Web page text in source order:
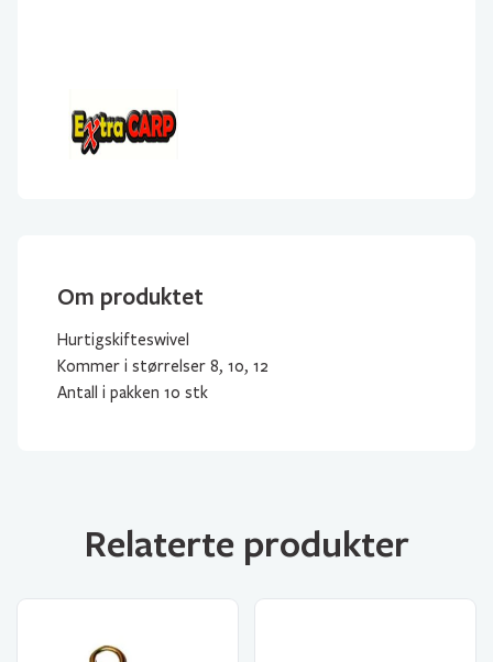
Om produktet
Hurtigskifteswivel
Kommer i størrelser 8, 10, 12
Antall i pakken 10 stk
Relaterte produkter